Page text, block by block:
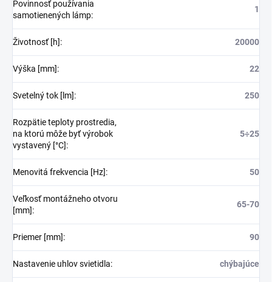
Povinnosť používania
samotienených lámp:
1
Životnosť [h]: 20000
Výška [mm]: 22
Svetelný tok [lm]: 250
Rozpätie teploty prostredia,
na ktorú môže byť výrobok
vystavený [°C]:
5÷25
Menovitá frekvencia [Hz]: 50
Veľkosť montážneho otvoru
[mm]:
65-70
Priemer [mm]: 90
Nastavenie uhlov svietidla: chýbajúce